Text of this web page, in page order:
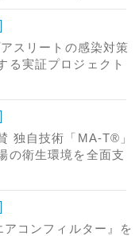
スリートの感染対策
る実証プロジェクト
独自技術「MA-T®」
の衛生環境を全面支
アコンフィルター』を